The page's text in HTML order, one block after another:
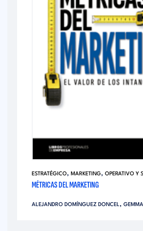
ESTRATÉGICO, MARKETING, OPERATIVO Y
MÉTRICAS DEL MARKETING
ALEJANDRO DOMÍNGUEZ DONCEL,